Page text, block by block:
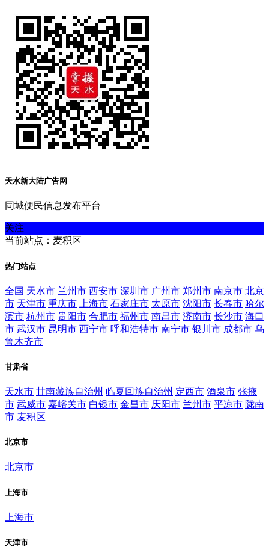
天水新大陆广告网
同城便民信息发布平台
关注
当前站点：麦积区
热门站点
全国 天水市 兰州市 西安市 深圳市 广州市 郑州市 南京市 北京
市 天津市 重庆市 上海市 石家庄市 太原市 沈阳市 长春市 哈尔
滨市 杭州市 贵阳市 合肥市 福州市 南昌市 济南市 长沙市 海口
市 武汉市 昆明市 西宁市 呼和浩特市 南宁市 银川市 成都市 乌
鲁木齐市
甘肃省
天水市 甘南藏族自治州 临夏回族自治州 定西市 酒泉市 张掖
市 武威市 嘉峪关市 白银市 金昌市 庆阳市 兰州市 平凉市 陇南
市 麦积区
北京市
北京市
上海市
上海市
天津市